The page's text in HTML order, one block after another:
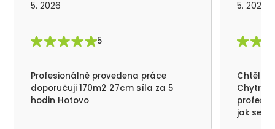
5. 2026
5
Profesionálně provedena práce
doporučuji 170m2 27cm síla za 5
hodin Hotovo
5. 2026
Chtěl
Chytrá
jak se